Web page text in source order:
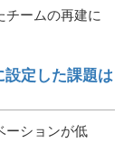
ームの再建に
定した課題は
ーションが低